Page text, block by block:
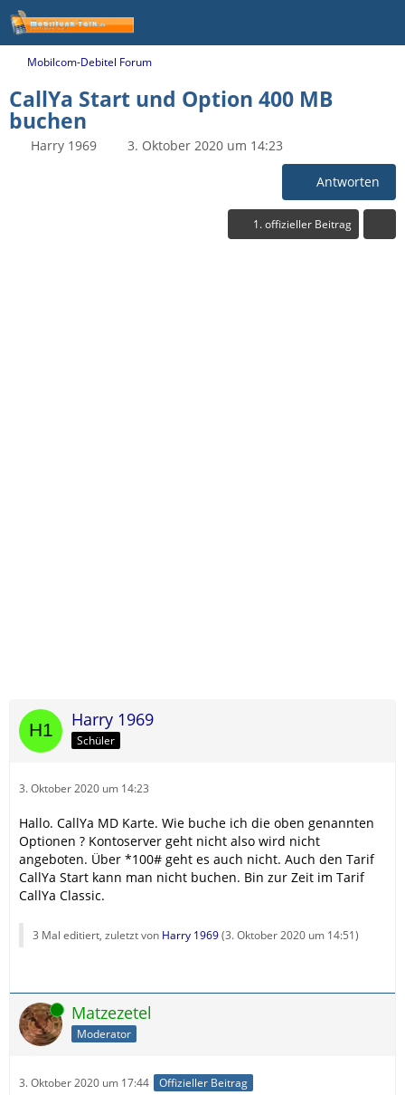
Mobilcom-Debitel Forum
CallYa Start und Option 400 MB
buchen
Harry 1969 3. Oktober 2020 um 14:23
Antworten
1. offizieller Beitrag
Harry 1969
Schüler
3. Oktober 2020 um 14:23
Hallo. CallYa MD Karte. Wie buche ich die oben genannten
Optionen ? Kontoserver geht nicht also wird nicht
angeboten. Über *100# geht es auch nicht. Auch den Tarif
CallYa Start kann man nicht buchen. Bin zur Zeit im Tarif
CallYa Classic.
3 Mal editiert, zuletzt von Harry 1969(3. Oktober 2020 um 14:51)
Online Matzezetel
Moderator
3. Oktober 2020 um 17:44 Offizieller Beitrag